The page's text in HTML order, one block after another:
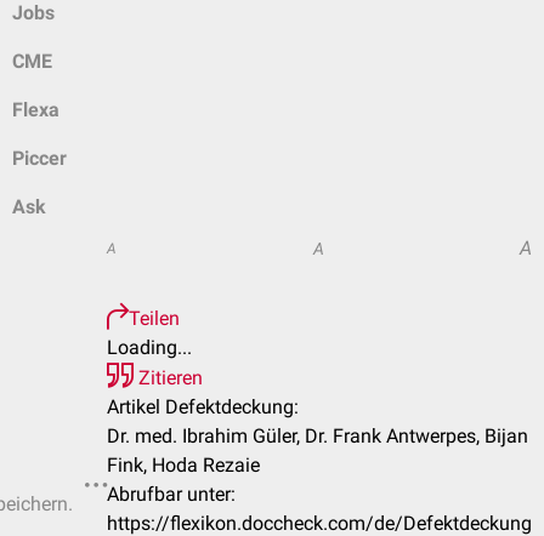
Jobs
CME
Flexa
Piccer
Ask
A A A
Teilen
Loading...
Zitieren
Artikel Defektdeckung:
Dr. med. Ibrahim Güler, Dr. Frank Antwerpes, Bijan
Fink, Hoda Rezaie
Abrufbar unter:
https://flexikon.doccheck.com/de/Defektdeckung